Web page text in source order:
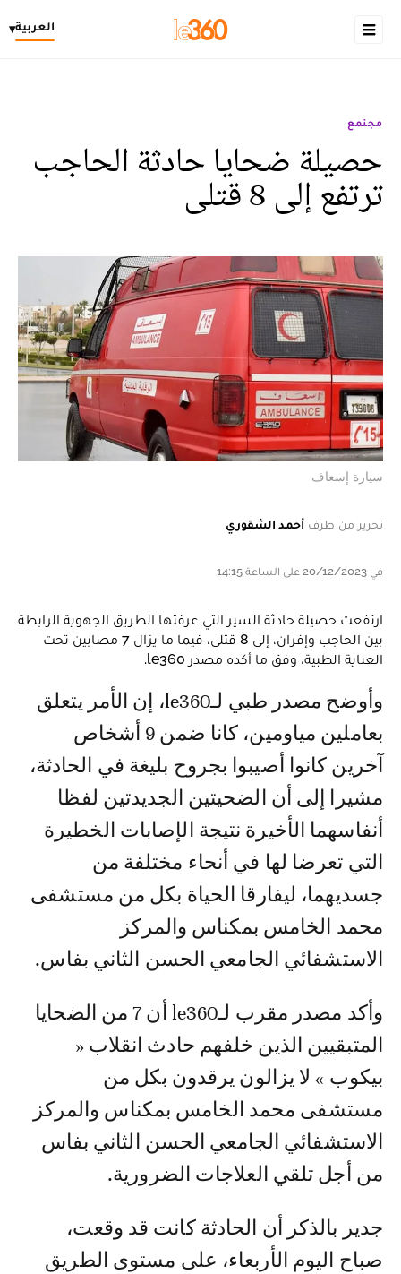
العربية▾
مجتمع
حصيلة ضحايا حادثة الحاجب
ترتفع إلى 8 قتلى
سيارة إسعاف
تحرير من طرف أحمد الشقوري
في 20/12/2023 على الساعة 14:15
ارتفعت حصيلة حادثة السير التي عرفتها الطريق الجهوية الرابطة
بين الحاجب وإفران، إلى 8 قتلى، فيما ما يزال 7 مصابين تحت
العناية الطبية، وفق ما أكده مصدر le360.
وأوضح مصدر طبي لـle360، إن الأمر يتعلق
بعاملين مياومين، كانا ضمن 9 أشخاص
آخرين كانوا أصيبوا بجروح بليغة في الحادثة،
مشيرا إلى أن الضحيتين الجديدتين لفظا
أنفاسهما الأخيرة نتيجة الإصابات الخطيرة
التي تعرضا لها في أنحاء مختلفة من
جسديهما، ليفارقا الحياة بكل من مستشفى
محمد الخامس بمكناس والمركز
الاستشفائي الجامعي الحسن الثاني بفاس.
وأكد مصدر مقرب لـle360 أن 7 من الضحايا
المتبقيين الذين خلفهم حادث انقلاب «
بيكوب » لا يزالون يرقدون بكل من
مستشفى محمد الخامس بمكناس والمركز
الاستشفائي الجامعي الحسن الثاني بفاس
من أجل تلقي العلاجات الضرورية.
جدير بالذكر أن الحادثة كانت قد وقعت،
صباح اليوم الأربعاء، على مستوى الطريق